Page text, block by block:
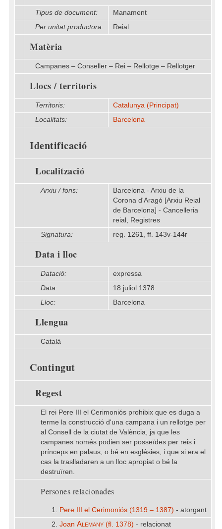
Tipus de document:
Manament
Per unitat productora:
Reial
Matèria
Campanes – Conseller – Rei – Rellotge – Rellotger
Llocs / territoris
Territoris:
Catalunya (Principat)
Localitats:
Barcelona
Identificació
Localització
Arxiu / fons:
Barcelona - Arxiu de la
Corona d'Aragó [Arxiu Reial
de Barcelona] - Cancelleria
reial, Registres
Signatura:
reg. 1261, ff. 143v-144r
Data i lloc
Datació:
expressa
Data:
18 juliol 1378
Lloc:
Barcelona
Llengua
Català
Contingut
Regest
El rei Pere III el Cerimoniós prohibix que es duga a
terme la construcció d'una campana i un rellotge per
al Consell de la ciutat de València, ja que les
campanes només podien ser posseïdes per reis i
prínceps en palaus, o bé en esglésies, i que si era el
cas la traslladaren a un lloc apropiat o bé la
destruïren.
Persones relacionades
1. Pere III el Cerimoniós (1319 – 1387) - atorgant
2. Joan Alemany (fl. 1378) - relacionat